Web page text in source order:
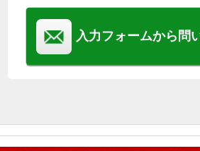
入力フォームから問